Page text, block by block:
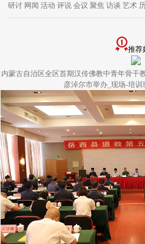
研讨 网闻 活动 评说 会议 聚焦 访谈 艺术
推荐
内蒙古自治区全区首期汉传佛教中青年骨干
彦淖尔市举办_现场-培